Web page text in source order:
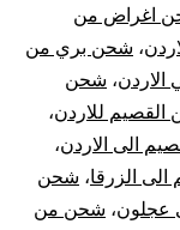
اغراض من
، شحن بري من
الاردن، شحن
للاردن،
الى الاردن،
الزرقا، شحن
عجلون، شحن من